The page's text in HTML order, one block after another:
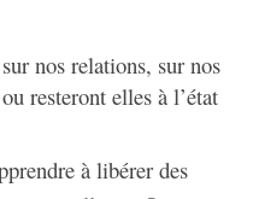
nos relations, sur nos
resteront elles à l’état
à libérer des